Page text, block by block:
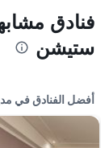
فنادق
ستيشن
أفضل الفنادق في